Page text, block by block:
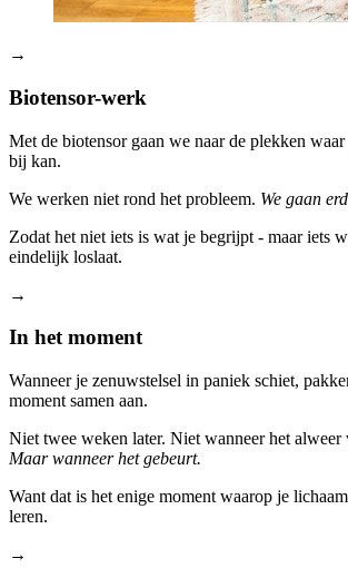
→
Biotensor-werk
Met de biotensor gaan we naar de plekken
bij kan.
We werken niet rond het probleem. We gaan
Zodat het niet iets is wat je begrijpt - maar iets
eindelijk loslaat.
→
In het moment
Wanneer je zenuwstelsel in paniek schiet,
moment samen aan.
Niet twee weken later. Niet wanneer het alweer
Maar wanneer het gebeurt.
Want dat is het enige moment waarop je
leren.
→